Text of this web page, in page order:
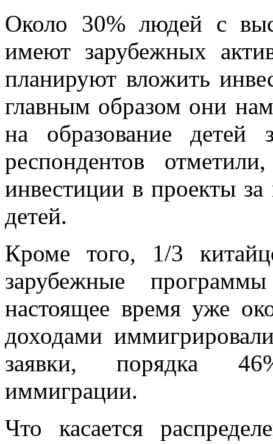
Около 30% людей с
имеют зарубежных
планируют вложить
главным образом они
на образование детей
респондентов
инвестиции в проекты
детей.
Кроме того, 1/3
зарубежные
настоящее время уже
доходами
заявки, порядка
иммиграции.
Что касается